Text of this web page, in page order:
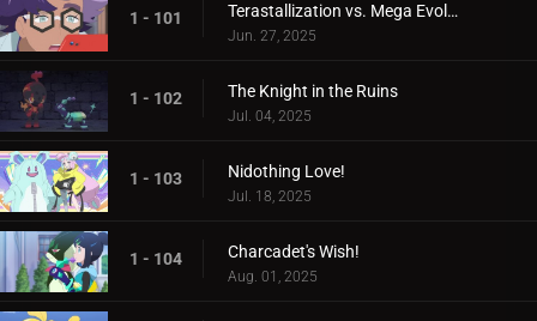
1 - 101 Terastallization vs. Mega Evolution!
Jun. 27, 2025
1 - 102 The Knight in the Ruins
Jul. 04, 2025
1 - 103 Nidothing Love!
Jul. 18, 2025
1 - 104 Charcadet's Wish!
Aug. 01, 2025